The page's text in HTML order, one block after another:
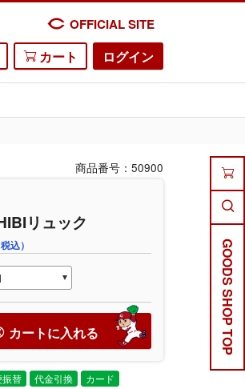
OFFICIAL SITE
カート ログイン
GOODS SHOP TOP
商品番号：50900
リュック
込）
カートに入れる
替 代金引換 カード